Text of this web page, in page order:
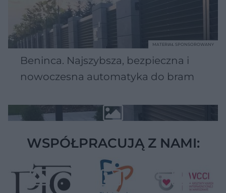
Beninca. Najszybsza, bezpieczna i
nowoczesna automatyka do bram
MATERIAŁ SPONSOROWANY
WSPÓŁPRACUJĄ Z NAMI: